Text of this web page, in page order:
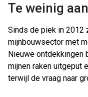
Te weinig
Sinds de piek in 2012
mijnbouwsector met
Nieuwe ontdekkingen
mijnen raken uitgeput
terwijl de vraag naar